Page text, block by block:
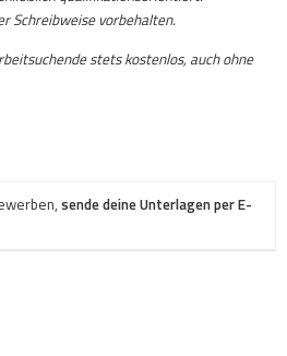
Schreibweise vorbehalten.
stets kostenlos, auch ohne
sende deine Unterlagen per E-